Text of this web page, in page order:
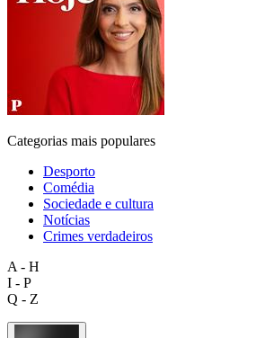
Categorias mais populares
Desporto
Comédia
Sociedade e cultura
Notícias
Crimes verdadeiros
A - H
I - P
Q - Z